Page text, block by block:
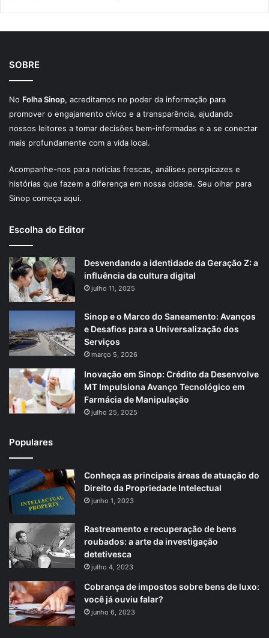
SOBRE
No Folha Sinop, acreditamos no poder da informação para
promover o engajamento cívico e a transparência, ajudando
nossos leitores a tomar decisões bem-informadas e a se conectar
mais profundamente com a vida local.
Acompanhe-nos para notícias frescas, análises perspicazes e
histórias que fazem a diferença em nossa cidade. Seu olhar para
Sinop começa aqui.
Escolha do Editor
Desvendando a identidade da Geração Z: a
influência da cultura digital
julho 11, 2025
Sinop e o Marco do Saneamento: Avanços
e Desafios para a Universalização dos
Serviços
março 5, 2026
Inovação em Sinop: Crédito da Desenvolve
MT Impulsiona Avanço Tecnológico em
Farmácia de Manipulação
julho 25, 2025
Populares
Conheça as principais áreas de atuação do
Direito da Propriedade Intelectual
junho 1, 2023
Rastreamento e recuperação de bens
roubados: a arte da investigação
detetivesca
julho 4, 2023
Cobrança de impostos sobre bens de luxo:
você já ouviu falar?
junho 6, 2023